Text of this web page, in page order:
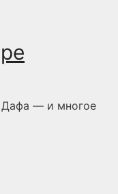
Дафа — и многое